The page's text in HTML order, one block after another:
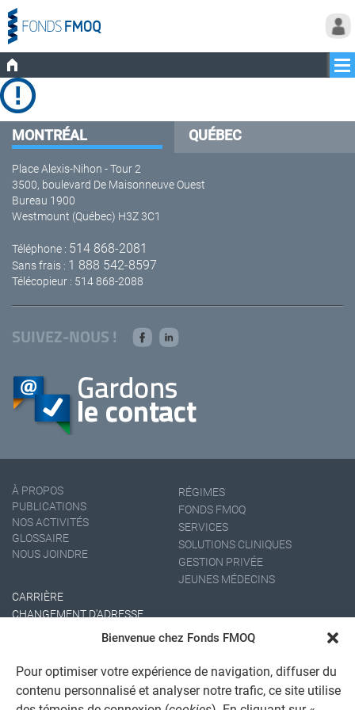
Bienvenue chez Fonds FMOQ
Pour optimiser votre expérience de navigation, diffuser du
contenu personnalisé et analyser notre trafic, ce site utilise
MONTRÉAL QUÉBEC
Place Alexis-Nihon - Tour 2
3500, boulevard De Maisonneuve Ouest
Bureau 1900
Westmount (Québec) H3Z 3C1
Téléphone : 514 868-2081
Sans frais : 1 888 542-8597
Télécopieur : 514 868-2088
SUIVEZ-NOUS !
À PROPOS
PUBLICATIONS
NOS ACTIVITÉS
GLOSSAIRE
NOUS JOINDRE
RÉGIMES
FONDS FMOQ
SERVICES
SOLUTIONS CLINIQUES
GESTION PRIVÉE
JEUNES MÉDECINS
CARRIÈRE
CHANGEMENT D'ADRESSE